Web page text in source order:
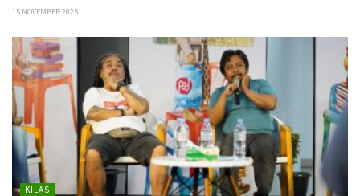
15 NOVEMBER 2025
KILAS